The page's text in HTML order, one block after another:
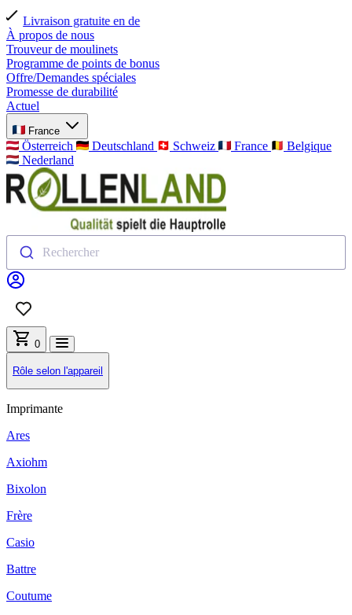
Paiement sécurisé
À propos de nous
Trouveur de moulinets
Programme de points de bonus
Offre/Demandes spéciales
Promesse de durabilité
Actuel
France
Österreich Deutschland Schweiz France
Belgique
Nederland
Rechercher
0
Rôle selon l'appareil
Imprimante
Ares
Axiohm
Bixolon
Frère
Casio
Battre
Coutume